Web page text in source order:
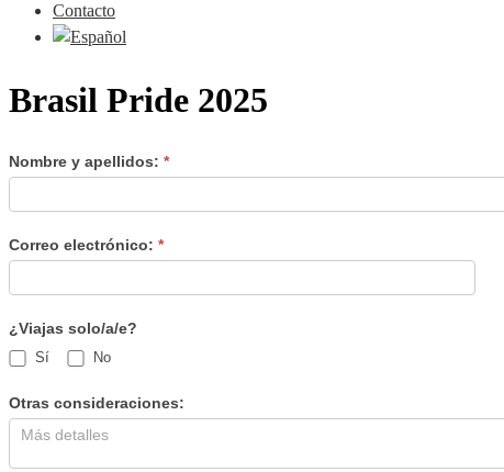
Contacto
Brasil Pride 2025
Brasil
2025
ESP
Nombre y apellidos: *
Correo electrónico: *
¿Viajas solo/a/e?
Sí No
Otras consideraciones:
Si
humano,
deja
este
campo
en
blanco.